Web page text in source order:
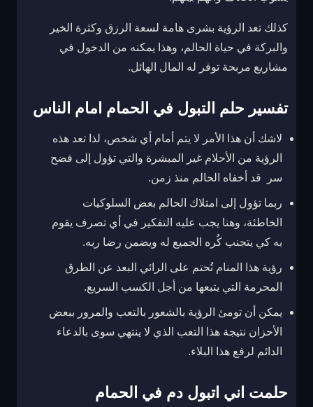
كذلك تعد الرؤية بشرى هامة لسعة الرزق وكثرة الخير
والبركة في حياة الحالم، وهذا يمكنه من الدخول في
مشاريع مربحة توفر له المال الهائل.
تفسير حلم التبول في الحمام امام الناس
لاشك أن هذا الأمر لا يتم أمام أي شخص، لذا تعد هذه
الرؤية من الأحلام غير المبشرة والتي تؤول إلى فضح
سر قد أخفاه الحالم منذ زمن.
ربما تؤول إلى امتلاك الحالم بعض السلوكيات
الخاطئة، وهنا يجب عليه التفكير في أي تصرف يقوم
به كي يتجنب كُره الجميع له ويضمن رضا ربه.
رؤية هذا المنام تُحتم على الرائي البعد عن الطرق
المحرمة التي يتبعها من أجل الكسب السريع.
يمكن أن تومئ الرؤية بالشعور بالتعب والمرور ببعض
الأحزان نتيجة هذا التعب الذي لا ينتهي سوى بالدعاء
الدائم لرفع هذا البلاء.
حلمت اني اتبول دم في الحمام